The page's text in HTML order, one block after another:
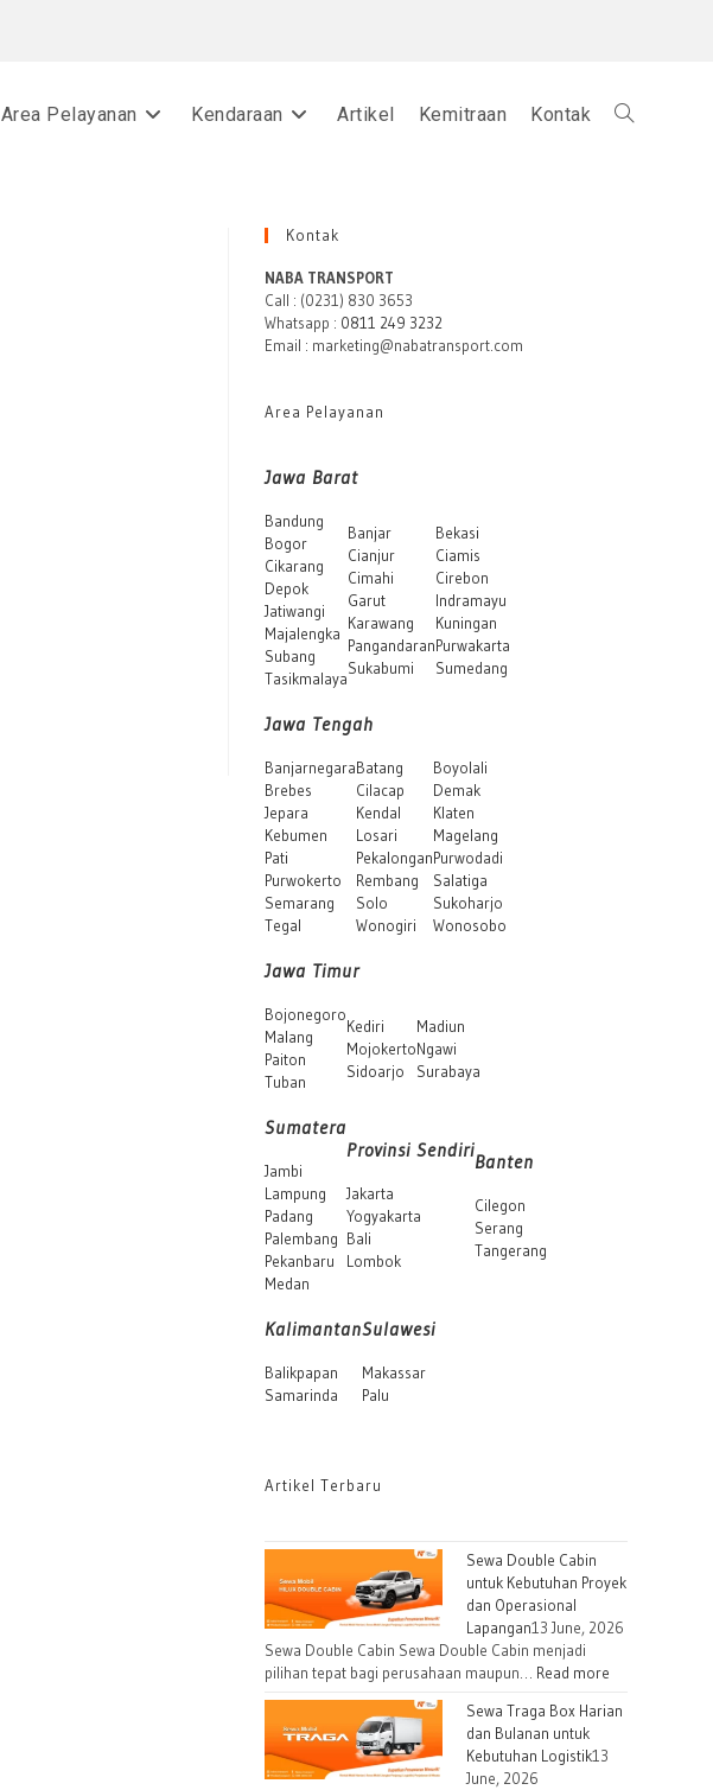
Area Pelayanan Kendaraan Artikel Kemitraan Kontak Toggle
Kontak
NABA TRANSPORT
Call : (0231) 830 3653
Whatsapp : 0811 249 3232
Email : marketing@nabatransport.com
Area Pelayanan
Jawa Barat
Bandung
Bogor
Cikarang
Depok
Jatiwangi
Majalengka
Subang
Tasikmalaya
Banjar
Cianjur
Cimahi
Garut
Karawang
Pangandaran
Sukabumi
Bekasi
Ciamis
Cirebon
Indramayu
Kuningan
Purwakarta
Sumedang
Jawa Tengah
Banjarnegara
Brebes
Jepara
Kebumen
Pati
Purwokerto
Semarang
Tegal
Batang
Cilacap
Kendal
Losari
Pekalongan
Rembang
Solo
Wonogiri
Boyolali
Demak
Klaten
Magelang
Purwodadi
Salatiga
Sukoharjo
Wonosobo
Jawa Timur
Bojonegoro
Malang
Paiton
Tuban
Kediri
Mojokerto
Sidoarjo
Madiun
Ngawi
Surabaya
Sumatera
Jambi
Lampung
Padang
Palembang
Pekanbaru
Medan
Provinsi Sendiri
Jakarta
Yogyakarta
Bali
Lombok
Banten
Cilegon
Serang
Tangerang
Kalimantan
Balikpapan
Samarinda
Sulawesi
Makassar
Palu
Artikel Terbaru
Sewa Double Cabin
untuk Kebutuhan Proyek
dan Operasional
Lapangan13 June, 2026
Sewa Double Cabin Sewa Double Cabin menjadi
pilihan tepat bagi perusahaan maupun… Read more
Double
Sewa Traga Box Harian
dan Bulanan untuk
Kebutuhan Logistik13
June, 2026